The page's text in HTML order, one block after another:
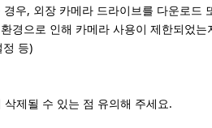
우, 외장 카메라 드라이브를 다운로드
경으로 인해 카메라 사용이 제한되었는
정 등)
제될 수 있는 점 유의해 주세요.